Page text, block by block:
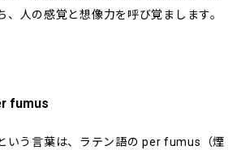
、人の感覚と想像力を呼び覚まします。
fumus
いう言葉は、ラテン語の per fumus（煙